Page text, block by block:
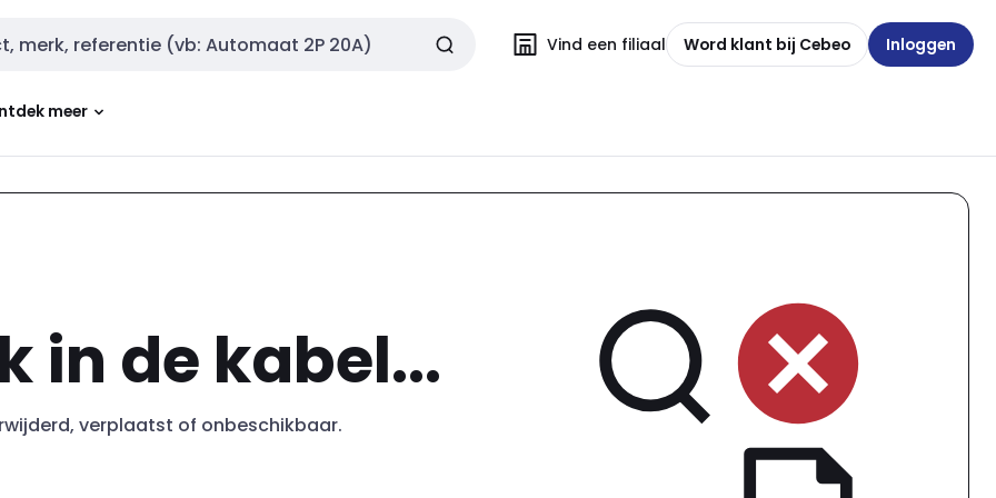
Vind een filiaal Word klant bij Cebeo Inloggen
meer
in de kabel...
verplaatst of onbeschikbaar.